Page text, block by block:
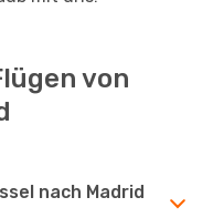
von
nach Madrid